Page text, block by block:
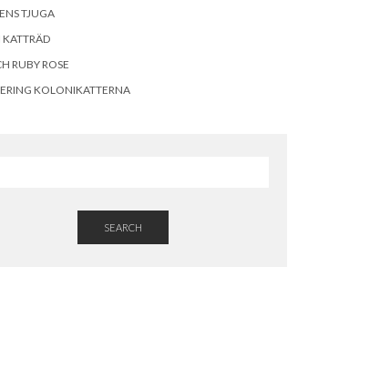
TJUGA
KATTRÄD
RUBY ROSE
KOLONIKATTERNA
SEARCH